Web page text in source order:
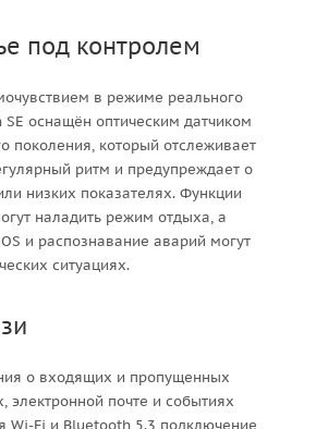
под контролем
в режиме реального
оснащён оптическим датчиком
поколения, который отслеживает
ритм и предупреждает о
низких показателях. Функции
наладить режим отдыха, а
и распознавание аварий могут
ситуациях.
о входящих и пропущенных
электронной почте и событиях
Wi-Fi и Bluetooth 5.3 подключение